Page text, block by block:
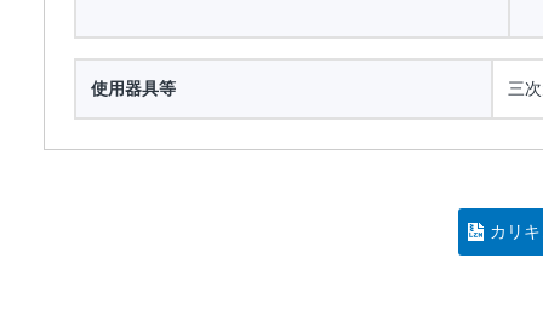
使用器具等 三
カリ